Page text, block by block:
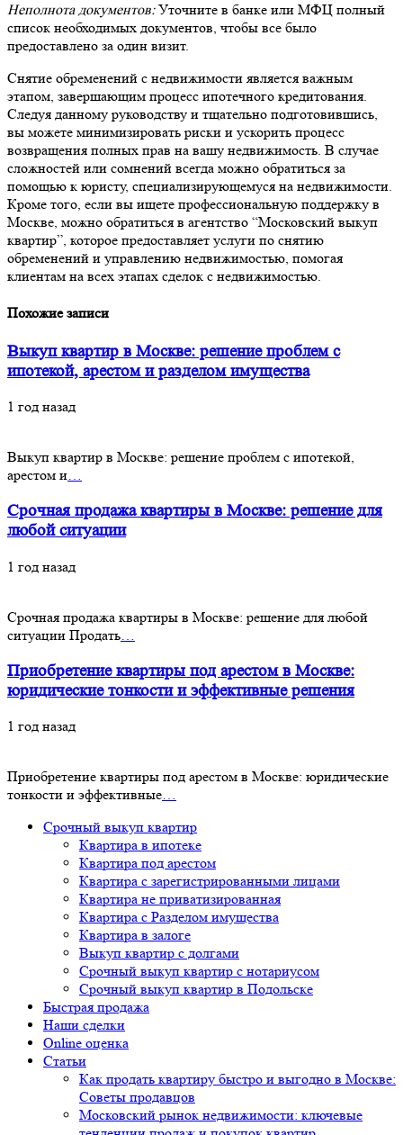
Неполнота документов:Уточните в банке или МФЦ полный
список необходимых документов, чтобы все было
предоставлено за один визит.
Снятие обременений с недвижимости является важным
этапом, завершающим процесс ипотечного кредитования.
Следуя данному руководству и тщательно подготовившись,
вы можете минимизировать риски и ускорить процесс
возвращения полных прав на вашу недвижимость. В случае
сложностей или сомнений всегда можно обратиться за
помощью к юристу, специализирующемуся на недвижимости.
Кроме того, если вы ищете профессиональную поддержку в
Москве, можно обратиться в агентство “Московский выкуп
квартир”, которое предоставляет услуги по снятию
обременений и управлению недвижимостью, помогая
клиентам на всех этапах сделок с недвижимостью.
Похожие записи
Выкуп квартир в Москве: решение проблем с
ипотекой, арестом и разделом имущества
1 год назад
Выкуп квартир в Москве: решение проблем с ипотекой,
арестом и…
Срочная продажа квартиры в Москве: решение для
любой ситуации
1 год назад
Срочная продажа квартиры в Москве: решение для любой
ситуации Продать…
Приобретение квартиры под арестом в Москве:
юридические тонкости и эффективные решения
1 год назад
Приобретение квартиры под арестом в Москве: юридические
тонкости и эффективные…
Срочный выкуп квартир
Квартира в ипотеке
Квартира под арестом
Квартира с зарегистрированными лицами
Квартира не приватизированная
Квартира с Разделом имущества
Квартира в залоге
Выкуп квартир с долгами
Срочный выкуп квартир с нотариусом
Срочный выкуп квартир в Подольске
Быстрая продажа
Наши сделки
Online оценка
Статьи
Как продать квартиру быстро и выгодно в Москве:
Советы продавцов
Московский рынок недвижимости: ключевые